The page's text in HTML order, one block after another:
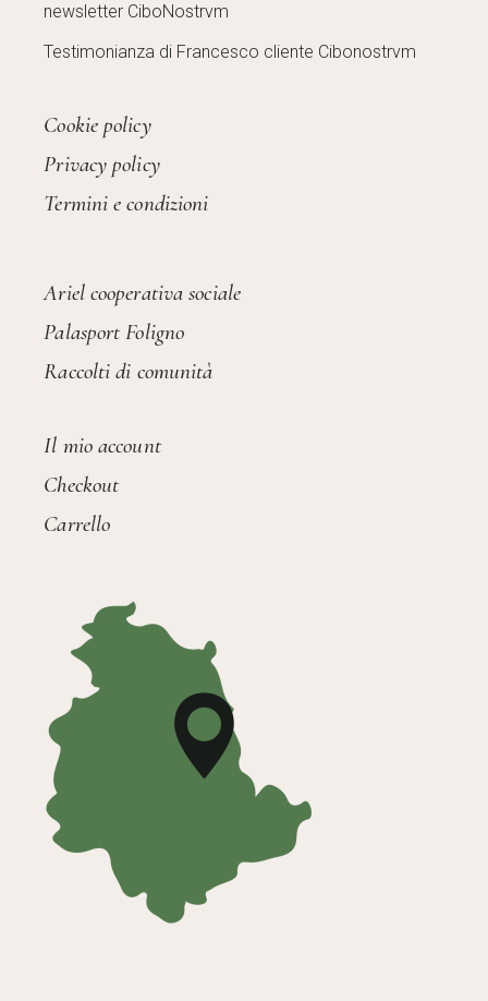
newsletter CiboNostrvm
Testimonianza di Francesco cliente Cibonostrvm
Cookie policy
Privacy policy
Termini e condizioni
Ariel cooperativa sociale
Palasport Foligno
Raccolti di comunità
Il mio account
Checkout
Carrello